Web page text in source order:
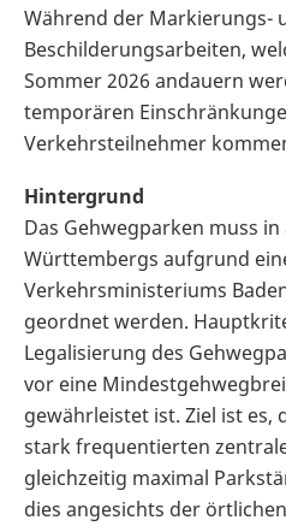
Während der Markierungs-
Beschilderungsarbeiten,
Sommer 2026 andauern
temporären
Verkehrsteilnehmer
Hintergrund
Das Gehwegparken muss
Württembergs aufgrund
Verkehrsministeriums
geordnet werden.
Legalisierung des
vor eine
gewährleistet ist. Ziel ist
stark frequentierten
gleichzeitig maximal
dies angesichts der